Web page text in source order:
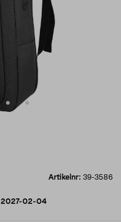
Artikelnr: 39-3586
2027-02-04